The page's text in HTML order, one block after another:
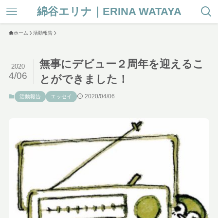
綿谷エリナ｜ERINA WATAYA
ホーム 活動報告
無事にデビュー２周年を迎えるこ
とができました！
2020
4/06
活動報告 エッセイ 2020/04/06